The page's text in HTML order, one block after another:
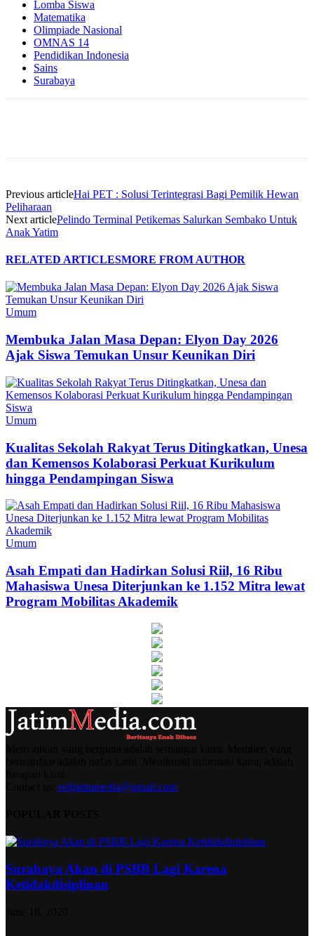
Lomba Siswa
Matematika
Olimpiade Nasional
OMNAS 14
Pendidikan Indonesia
Sains
Surabaya
Previous articleHai PET : Solusi Terintegrasi Bagi Pemilik Hewan
Peliharaan
Next articlePelindo Terminal Petikemas Salurkan Sembako Untuk
Anak Yatim
RELATED ARTICLESMORE FROM AUTHOR
Umum
Membuka Jalan Masa Depan: Elyon Day 2026
Ajak Siswa Temukan Unsur Keunikan Diri
Umum
Kualitas Sekolah Rakyat Terus Ditingkatkan, Unesa
dan Kemensos Kolaborasi Perkuat Kurikulum
hingga Pendampingan Siswa
Umum
Asah Empati dan Hadirkan Solusi Riil, 16 Ribu
Mahasiswa Unesa Diterjunkan ke 1.152 Mitra lewat
Program Mobilitas Akademik
redjatimmedia@gmail.com
Surabaya Akan di PSBB Lagi Karena
Ketidakdisiplinan